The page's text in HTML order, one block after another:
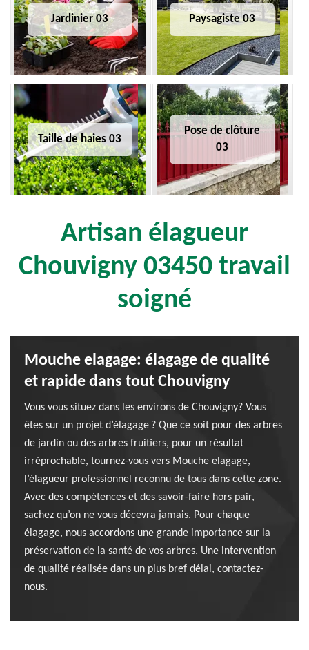
Jardinier 03 Paysagiste 03
Taille de haies 03
Pose de clôture
03
Artisan élagueur
Chouvigny 03450 travail
soigné
Mouche elagage: élagage de qualité
et rapide dans tout Chouvigny
Vous vous situez dans les environs de Chouvigny? Vous
êtes sur un projet d’élagage ? Que ce soit pour des arbres
de jardin ou des arbres fruitiers, pour un résultat
irréprochable, tournez-vous vers Mouche elagage,
l’élagueur professionnel reconnu de tous dans cette zone.
Avec des compétences et des savoir-faire hors pair,
sachez qu’on ne vous décevra jamais. Pour chaque
élagage, nous accordons une grande importance sur la
préservation de la santé de vos arbres. Une intervention
de qualité réalisée dans un plus bref délai, contactez-
nous.